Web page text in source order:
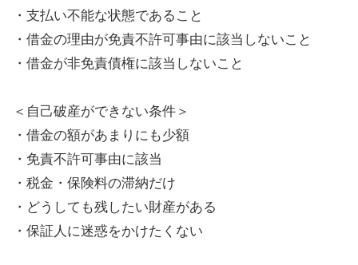
・支払い不能な状態であること
・借金の理由が免責不許可事由に該当しないこと
・借金が非免責債権に該当しないこと
＜自己破産ができない条件＞
・借金の額があまりにも少額
・免責不許可事由に該当
・税金・保険料の滞納だけ
・どうしても残したい財産がある
・保証人に迷惑をかけたくない